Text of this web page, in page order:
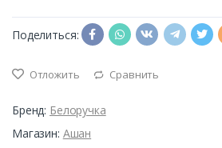
Поделиться:
Отложить Сравнить
Бренд: Белоручка
Магазин: Ашан